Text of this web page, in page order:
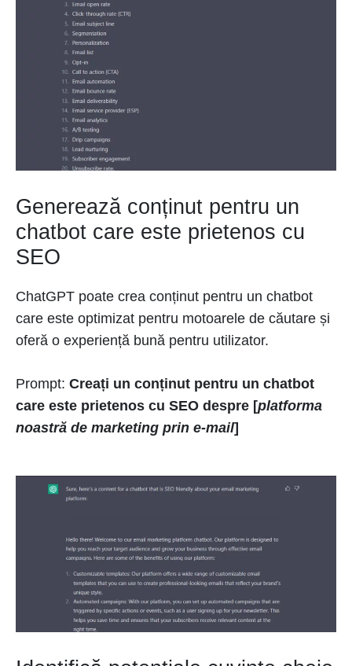
Generează conținut pentru un
chatbot care este prietenos cu
SEO
ChatGPT poate crea conținut pentru un chatbot
care este optimizat pentru motoarele de căutare și
oferă o experiență bună pentru utilizator.
Prompt: Creați un conținut pentru un chatbot
care este prietenos cu SEO despre [platforma
noastră de marketing prin e-mail]